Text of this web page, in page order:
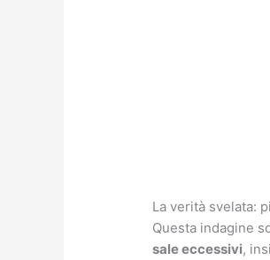
La verità svelata:
Questa indagine
sale eccessivi,